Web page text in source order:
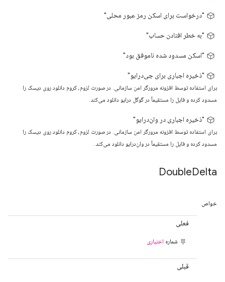
"درخواست برای اسکن رمز عبور محلی"
"به خطر افتادن حساب"
"اسکن مسدود شده ناموفق بود"
"ذخیره اجباری برای جی‌درایو"
برای استفاده توسط افزونه مرورگر امن سازمانی. در صورت لزوم، کروم دانلود روی دیسک را
مسدود کرده و فایل را مستقیماً در گوگل درایو دانلود می‌کند.
"ذخیره اجباری در وان‌درایو"
برای استفاده توسط افزونه مرورگر امن سازمانی. در صورت لزوم، کروم دانلود روی دیسک را
مسدود کرده و فایل را مستقیماً در وان‌درایو دانلود می‌کند.
DoubleDelta
خواص
فعلی
شماره اختیاری
قبلی